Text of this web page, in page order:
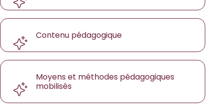
Contenu pédagogique
Moyens et méthodes pédagogiques
mobilisés